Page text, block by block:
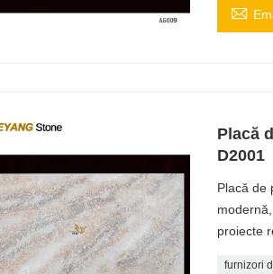

Placă
D2001
Placă de
proiecte
furnizori